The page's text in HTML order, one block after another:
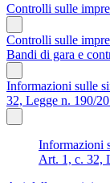
Controlli sulle
Controlli sulle
Bandi di gara e
Informazioni sulle
32, Legge n. 190/
Informazioni
Art. 1, c. 32,